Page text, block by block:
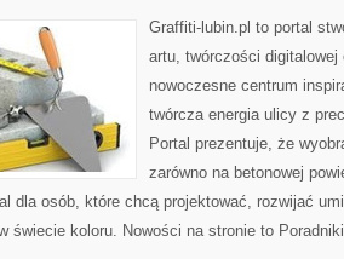
Graffiti-lubin.pl to portal
artu, twórczości
nowoczesne centrum
twórcza energia ulicy z
Portal prezentuje, że
zarówno na betonowej
dla osób, które chcą projektować, rozwijać
świecie koloru. Nowości na stronie to